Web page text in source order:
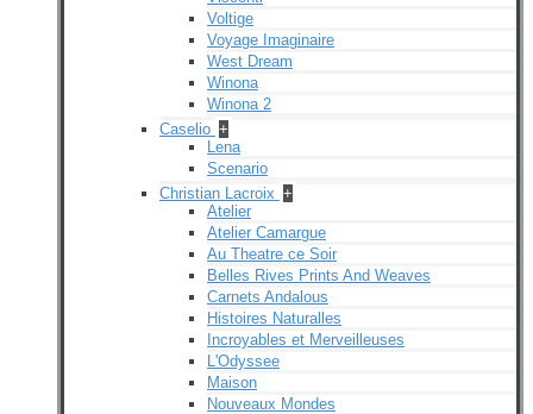
Voltige
Voyage Imaginaire
West Dream
Winona
Winona 2
Caselio +
Lena
Scenario
Christian Lacroix +
Atelier
Atelier Camargue
Au Theatre ce Soir
Belles Rives Prints And Weaves
Carnets Andalous
Histoires Naturalles
Incroyables et Merveilleuses
L'Odyssee
Maison
Nouveaux Mondes